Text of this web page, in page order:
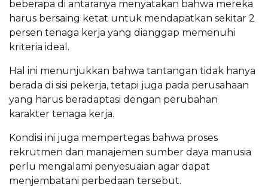
beberapa di antaranya menyatakan bahwa mereka
harus bersaing ketat untuk mendapatkan sekitar 2
persen tenaga kerja yang dianggap memenuhi
kriteria ideal.
Hal ini menunjukkan bahwa tantangan tidak hanya
berada di sisi pekerja, tetapi juga pada perusahaan
yang harus beradaptasi dengan perubahan
karakter tenaga kerja.
Kondisi ini juga mempertegas bahwa proses
rekrutmen dan manajemen sumber daya manusia
perlu mengalami penyesuaian agar dapat
menjembatani perbedaan tersebut.